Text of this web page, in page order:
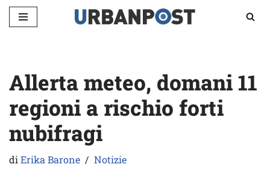
Allerta meteo, domani 11
regioni a rischio forti
nubifragi
diErika Barone Notizie